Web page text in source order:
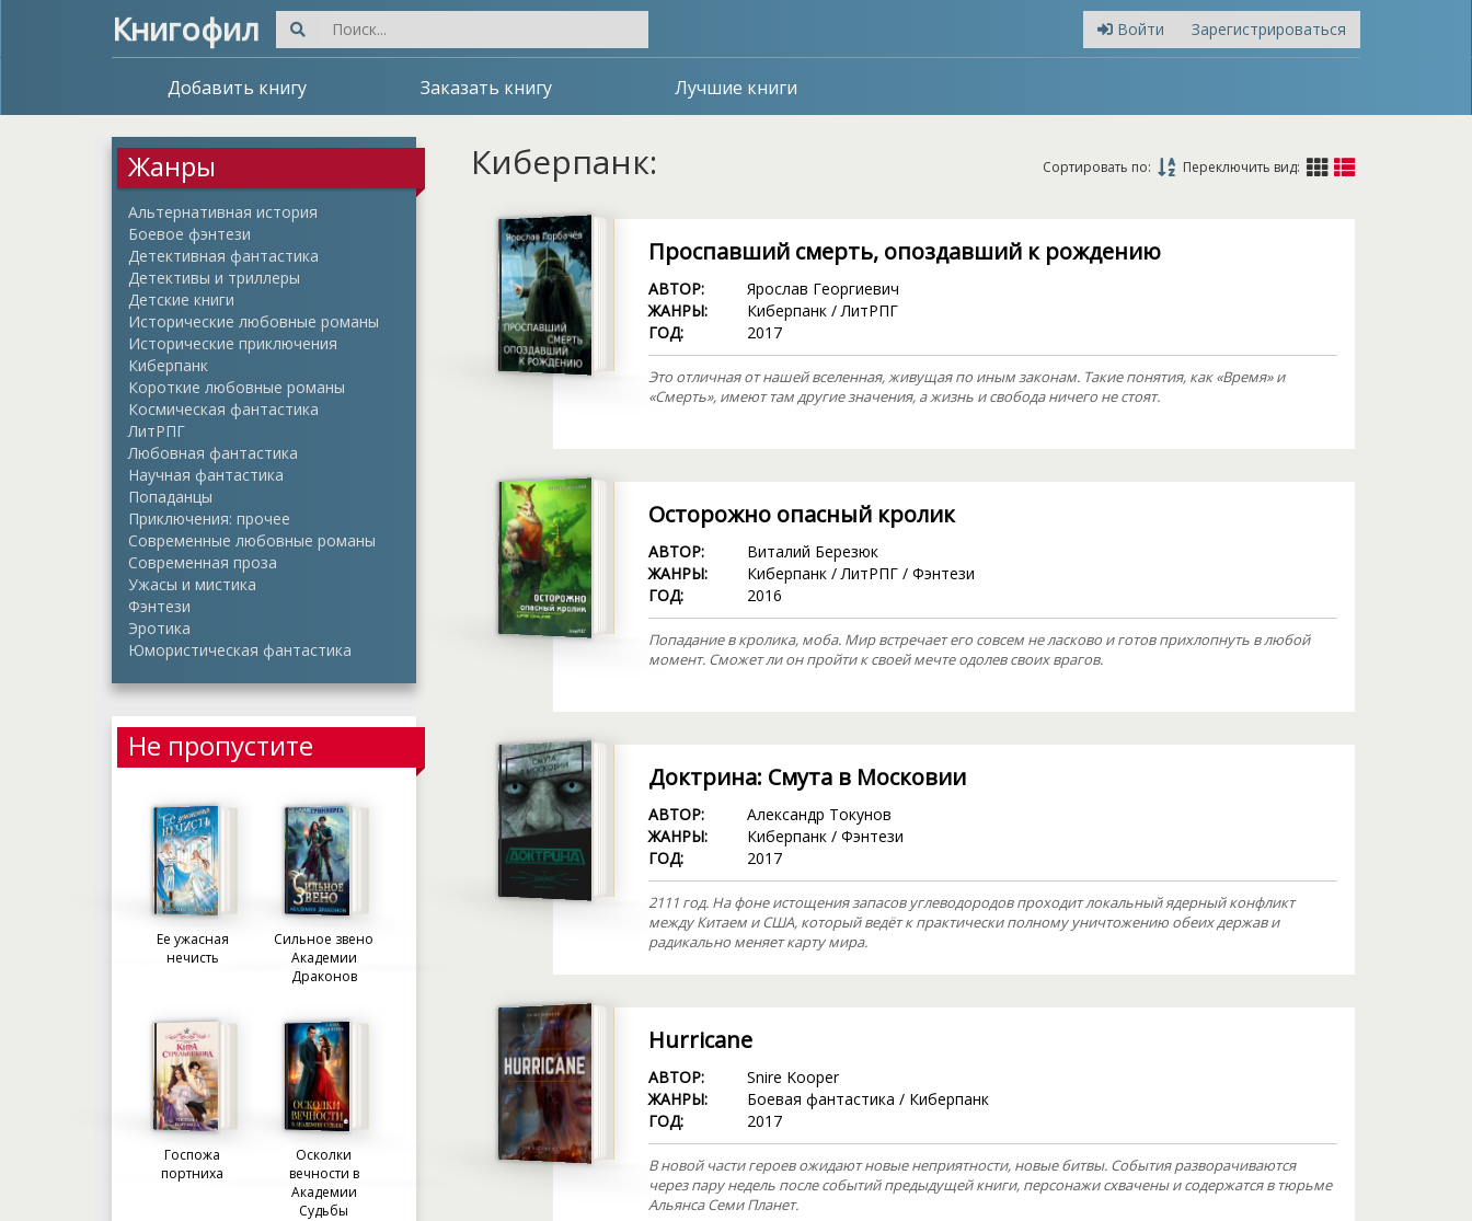
Книгофил Войти Зарегистрироваться
Добавить книгу Заказать книгу Лучшие книги
Жанры
Альтернативная история
Боевое фэнтези
Детективная фантастика
Детективы и триллеры
Детские книги
Исторические любовные романы
Исторические приключения
Киберпанк
Короткие любовные романы
Космическая фантастика
ЛитРПГ
Любовная фантастика
Научная фантастика
Попаданцы
Приключения: прочее
Современные любовные романы
Современная проза
Ужасы и мистика
Фэнтези
Эротика
Юмористическая фантастика
Не пропустите
Ее ужасная
нечисть
Сильное звено
Академии
Драконов
Госпожа
портниха
Осколки
вечности в
Академии
Судьбы
Киберпанк: Сортировать по: Переключить вид:
Проспавший смерть, опоздавший к рождению
АВТОР:
Ярослав Георгиевич
ЖАНРЫ:
Киберпанк/ЛитРПГ
ГОД:
2017
Это отличная от нашей вселенная, живущая по иным законам. Такие понятия, как «Время» и
«Смерть», имеют там другие значения, а жизнь и свобода ничего не стоят.
Осторожно опасный кролик
АВТОР:
Виталий Березюк
ЖАНРЫ:
Киберпанк/ЛитРПГ/ Фэнтези
ГОД:
2016
Попадание в кролика, моба. Мир встречает его совсем не ласково и готов прихлопнуть в любой
момент. Сможет ли он пройти к своей мечте одолев своих врагов.
Доктрина: Смута в Московии
АВТОР:
Александр Токунов
ЖАНРЫ:
Киберпанк/ Фэнтези
ГОД:
2017
2111 год. На фоне истощения запасов углеводородов проходит локальный ядерный конфликт
между Китаем и США, который ведёт к практически полному уничтожению обеих держав и
радикально меняет карту мира.
Hurricane
АВТОР:
Snire Kooper
ЖАНРЫ:
Боевая фантастика / Киберпанк
ГОД:
2017
В новой части героев ожидают новые неприятности, новые битвы. События разворачиваются
через пару недель после событий предыдущей книги, персонажи схвачены и содержатся в тюрьме
Альянса Семи Планет.